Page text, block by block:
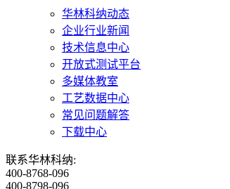
华林科纳动态
企业行业新闻
技术信息中心
开放式测试平台
多媒体教室
工艺数据中心
常见问题解答
下载中心
联系华林科纳:
400-8768-096
400-8798-096